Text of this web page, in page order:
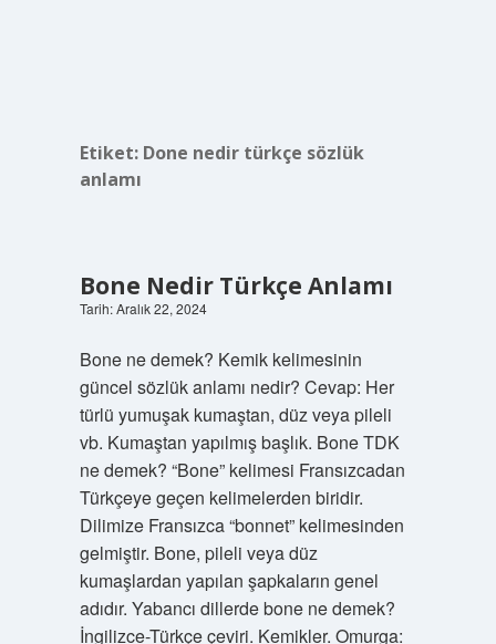
Etiket: Done nedir türkçe sözlük
anlamı
Bone Nedir Türkçe Anlamı
Tarih: Aralık 22, 2024
Bone ne demek? Kemik kelimesinin
güncel sözlük anlamı nedir? Cevap: Her
türlü yumuşak kumaştan, düz veya pileli
vb. Kumaştan yapılmış başlık. Bone TDK
ne demek? “Bone” kelimesi Fransızcadan
Türkçeye geçen kelimelerden biridir.
Dilimize Fransızca “bonnet” kelimesinden
gelmiştir. Bone, pileli veya düz
kumaşlardan yapılan şapkaların genel
adıdır. Yabancı dillerde bone ne demek?
İngilizce-Türkçe çeviri. Kemikler. Omurga: